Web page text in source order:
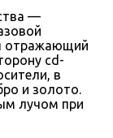
—
отражающий
cd-
в
и золото.
лучом при